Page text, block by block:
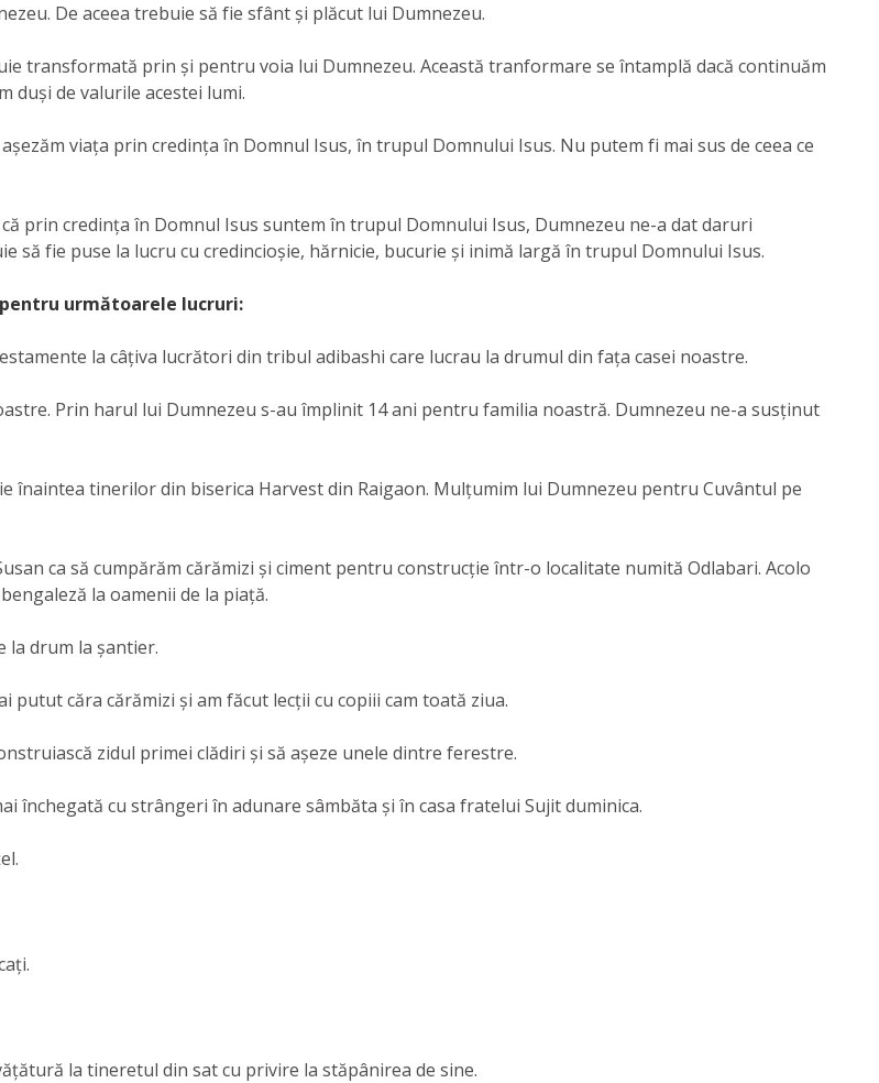
De aceea trebuie să fie sfânt și plăcut lui Dumnezeu.
transformată prin și pentru voia lui Dumnezeu. Această tranformare se întamplă dacă continuăm
duși de valurile acestei lumi.
viața prin credința în Domnul Isus, în trupul Domnului Isus. Nu putem fi mai sus de ceea ce
prin credința în Domnul Isus suntem în trupul Domnului Isus, Dumnezeu ne-a dat daruri
să fie puse la lucru cu credincioșie, hărnicie, bucurie și inimă largă în trupul Domnului Isus.
următoarele lucruri:
la câțiva lucrători din tribul adibashi care lucrau la drumul din fața casei noastre.
Prin harul lui Dumnezeu s-au împlinit 14 ani pentru familia noastră. Dumnezeu ne-a susținut
înaintea tinerilor din biserica Harvest din Raigaon. Mulțumim lui Dumnezeu pentru Cuvântul pe
ca să cumpărăm cărămizi și ciment pentru construcție într-o localitate numită Odlabari. Acolo
la oamenii de la piață.
la drum la șantier.
putut căra cărămizi și am făcut lecții cu copiii cam toată ziua.
zidul primei clădiri și să așeze unele dintre ferestre.
închegată cu strângeri în adunare sâmbăta și în casa fratelui Sujit duminica.
la tineretul din sat cu privire la stăpânirea de sine.